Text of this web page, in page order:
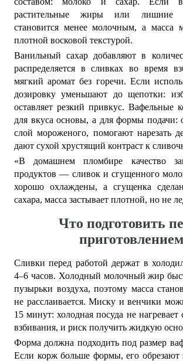
растительные жиры или лишние
становится менее молочным, а масса
плотной восковой текстурой.
Ванильный сахар добавляют в
распределяется в сливках во время
мягкий аромат без горечи. Если
дозировку уменьшают до щепотки:
оставляет резкий привкус.
для вкуса основы, а для формы подачи:
слой мороженого, помогают нарезать
дают сухой хрустящий контраст к
«В домашнем пломбире качество
продуктов — сливок и сгущенного
хорошо охлаждены, а сгущенка
сахара, масса застывает плотной, но не
Что подготовить
приготовлением
Сливки перед работой держат в
4–6 часов. Холодный молочный жир
пузырьки воздуха, поэтому масса
не расслаивается. Миску и венчики
15 минут: холодная посуда не
взбивания, и риск получить жидкую
Форма должна подходить под размер
Если корж больше формы, его